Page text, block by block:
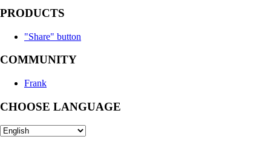
PRODUCTS
"Share" button
COMMUNITY
Frank
CHOOSE LANGUAGE